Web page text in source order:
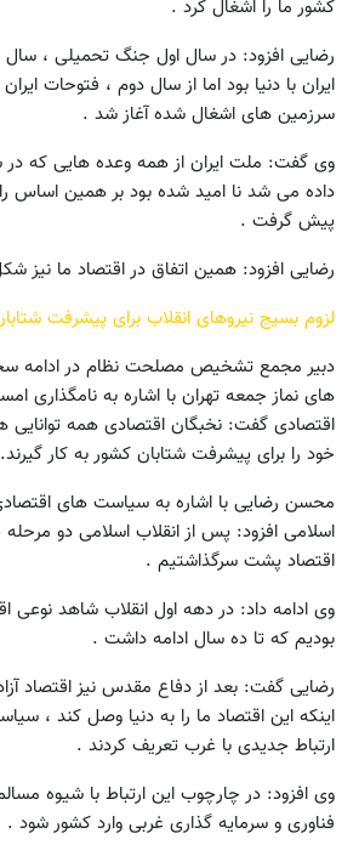
کشور ما را اشغال کرد .
رضایی افزود: در سال اول جنگ تحمیلی ، سال
ایران با دنیا بود اما از سال دوم ، فتوحات
سرزمین های اشغال شده آغاز شد .
وی گفت: ملت ایران از همه وعده هایی که
داده می شد نا امید شده بود بر همین اساس
پیش گرفت .
رضایی افزود: همین اتفاق در اقتصاد ما نیز
لزوم بسیج نیروهای انقلاب برای پیشرفت
دبیر مجمع تشخیص مصلحت نظام در ادامه
های نماز جمعه تهران با اشاره به نامگذاری
اقتصادی گفت: نخبگان اقتصادی همه توانایی
خود را برای پیشرفت شتابان کشور به کار گیرند.
محسن رضایی با اشاره به سیاست های
اسلامی افزود: پس از انقلاب اسلامی دو
اقتصاد پشت سرگذاشتیم .
وی ادامه داد: در دهه اول انقلاب شاهد نوعی
بودیم که تا ده سال ادامه داشت .
رضایی گفت: بعد از دفاع مقدس نیز اقتصاد
اینکه این اقتصاد ما را به دنیا وصل کند ،
ارتباط جدیدی با غرب تعریف کردند .
وی افزود: در چارچوب این ارتباط با شیوه
فناوری و سرمایه گذاری غربی وارد کشور شود .